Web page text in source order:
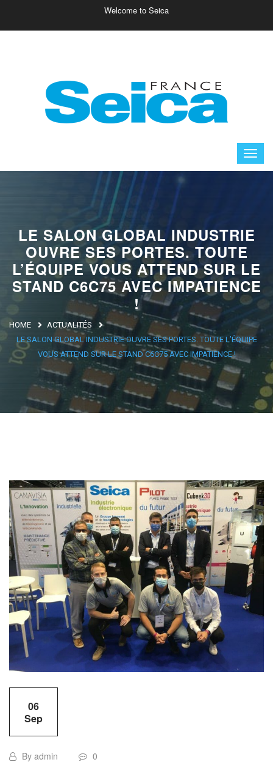
Welcome to Seica
Reserved Area Carrières Support
Inscription Newsletter
LE SALON GLOBAL INDUSTRIE
OUVRE SES PORTES. TOUTE
L’ÉQUIPE VOUS ATTEND SUR LE
STAND C6C75 AVEC IMPATIENCE
!
HOME
ACTUALITÉS
LE SALON GLOBAL INDUSTRIE OUVRE SES PORTES. TOUTE L’ÉQUIPE
VOUS ATTEND SUR LE STAND C6C75 AVEC IMPATIENCE !
06
Sep
By admin 0